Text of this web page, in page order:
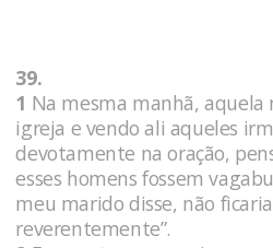
39.
1 Na mesma manhã, aquela
igreja e vendo ali aqueles
devotamente na oração,
esses homens fossem
meu marido disse, não
reverentemente”.